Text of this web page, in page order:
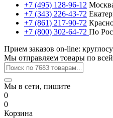
+7 (495) 128-96-12
+7 (343) 226-43-72
+7 (861) 217-90-72
+7 (800) 302-64-72 По
Прием заказов on-line:
Мы отправляем товары по
Мы в сети, пишите
0
0
Корзина